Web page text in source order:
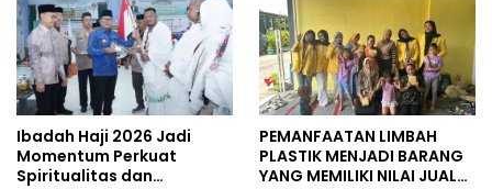
Ibadah Haji 2026 Jadi
Momentum Perkuat
Spiritualitas dan
PEMANFAATAN LIMBAH
PLASTIK MENJADI BARANG
YANG MEMILIKI NILAI JUAL